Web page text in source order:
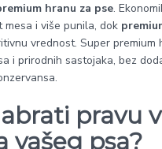
hranu za pse.
mesa i više punila, dok
vrednost. Super premium
i prirodnih sastojaka, bez
pravu
vašeg psa?